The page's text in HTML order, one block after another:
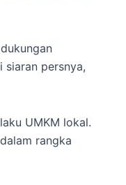
siaran persnya,
UMKM lokal.
rangka